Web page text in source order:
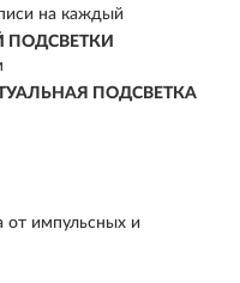
на каждый
ПОДСВЕТКА
от импульсных и